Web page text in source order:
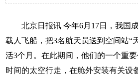
北京日报讯 今年6月17日，我国
载人飞船，把3名航天员送到空间站“
活3个月。在此期间，他们的一个重
时间的太空行走，在舱外安装有关设